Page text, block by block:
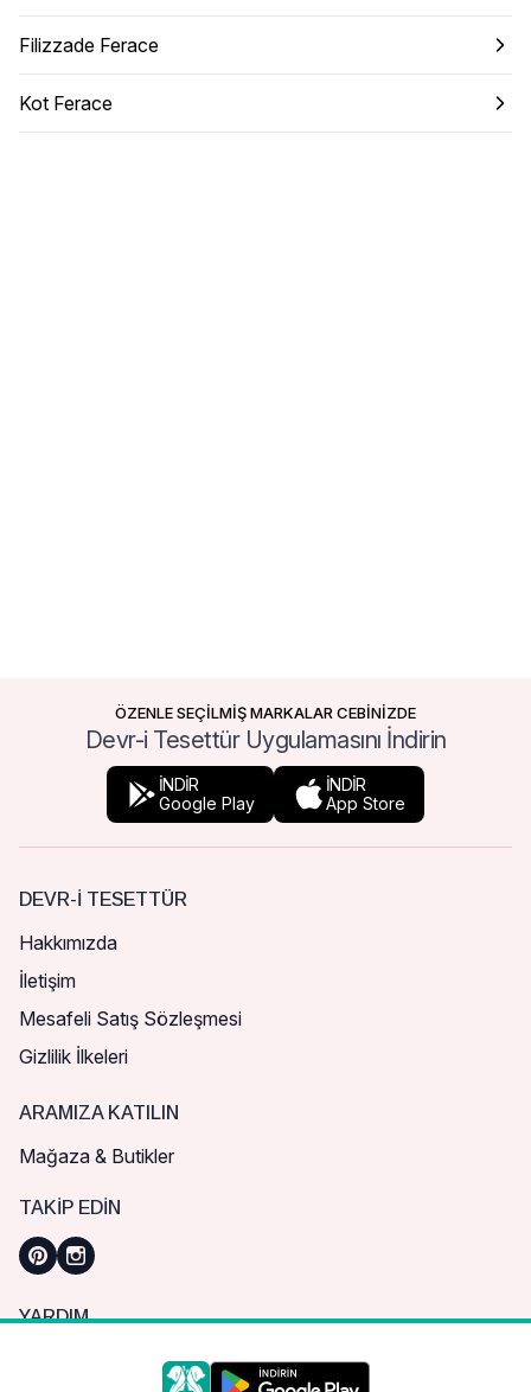
Filizzade Ferace
Kot Ferace
ÖZENLE SEÇİLMİŞ MARKALAR CEBİNİZDE
Devr-i Tesettür Uygulamasını İndirin
İNDİR
Google Play
İNDİR
App Store
DEVR-I TESETTÜR
Hakkımızda
İletişim
Mesafeli Satış Sözleşmesi
Gizlilik İlkeleri
ARAMIZA KATILIN
Mağaza & Butikler
TAKIP EDIN
YARDIM
Sık Sorulan Sorular